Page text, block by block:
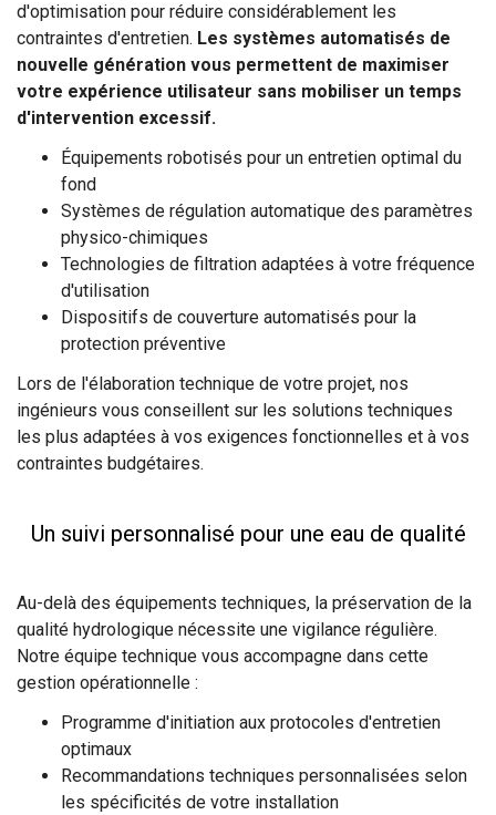
d'optimisation pour réduire considérablement les
contraintes d'entretien. Les systèmes automatisés de
nouvelle génération vous permettent de maximiser
votre expérience utilisateur sans mobiliser un temps
d'intervention excessif.
Équipements robotisés pour un entretien optimal du
fond
Systèmes de régulation automatique des paramètres
physico-chimiques
Technologies de filtration adaptées à votre fréquence
d'utilisation
Dispositifs de couverture automatisés pour la
protection préventive
Lors de l'élaboration technique de votre projet, nos
ingénieurs vous conseillent sur les solutions techniques
les plus adaptées à vos exigences fonctionnelles et à vos
contraintes budgétaires.
Un suivi personnalisé pour une eau de qualité
Au-delà des équipements techniques, la préservation de la
qualité hydrologique nécessite une vigilance régulière.
Notre équipe technique vous accompagne dans cette
gestion opérationnelle :
Programme d'initiation aux protocoles d'entretien
optimaux
Recommandations techniques personnalisées selon
les spécificités de votre installation